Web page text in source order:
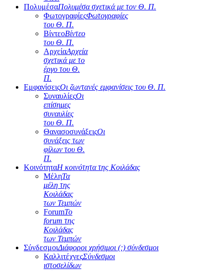
ΠολυμέσαΠολυμέσα σχετικά με τον Θ. Π.
ΦωτογραφίεςΦωτογραφίες
του Θ. Π.
ΒίντεοΒίντεο
του Θ. Π.
ΑρχείαΑρχεία
σχετικά με το
έργο του Θ.
Π.
ΕμφανίσειςΟι ζωντανές εμφανίσεις του Θ. Π.
ΣυναυλίεςΟι
επίσημες
συναυλίες
του Θ. Π.
ΘανασοσυνάξειςΟι
συνάξεις των
φίλων του Θ.
Π.
ΚοινότηταΗ κοινότητα της Κοιλάδας
ΜέληΤα
μέλη της
Κοιλάδας
των Τεμπών
ForumΤο
forum της
Κοιλάδας
των Τεμπών
ΣύνδεσμοιΔιάφοροι χρήσιμοι (;) σύνδεσμοι
ΚαλλιτέχνεςΣύνδεσμοι
ιστοσελίδων